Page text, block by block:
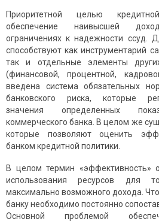
Приоритетной целью
обеспечение наивысшей
ограничениях к надежности ссуд.
способствуют как инструментарий
так и отдельные элементы
(финансовой, процентной,
введена система обязательных
банковского риска, которые
значения определенных
коммерческого банка. В целом же
которые позволяют оценить
банком кредитной политики.
В целом термин «эффективность»
использования ресурсов для
максимально возможного дохода.
банку необходимо постоянно
Основной проблемой